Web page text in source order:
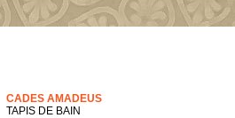
CADES AMADEUS
TAPIS DE BAIN